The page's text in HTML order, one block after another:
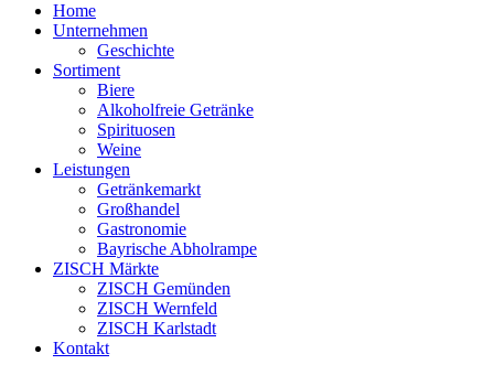
Home
Unternehmen
Geschichte
Sortiment
Biere
Alkoholfreie Getränke
Spirituosen
Weine
Leistungen
Getränkemarkt
Großhandel
Gastronomie
Bayrische Abholrampe
ZISCH Märkte
ZISCH Gemünden
ZISCH Wernfeld
ZISCH Karlstadt
Kontakt